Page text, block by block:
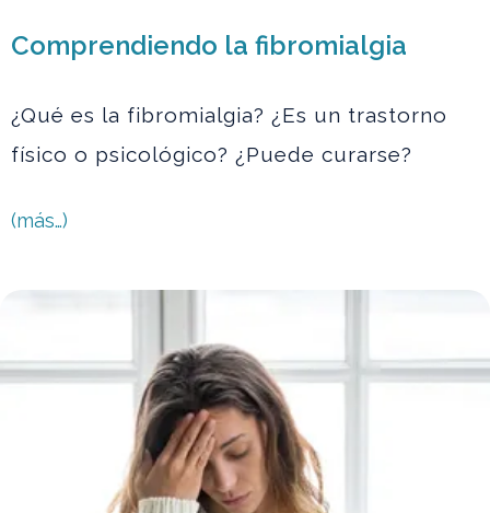
Comprendiendo la fibromialgia
¿Qué es la fibromialgia? ¿Es un trastorno
físico o psicológico? ¿Puede curarse?
(más…)